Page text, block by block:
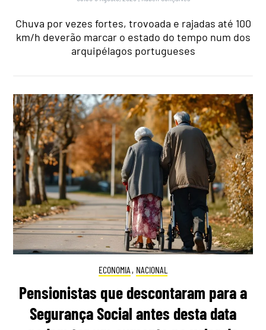
Chuva por vezes fortes, trovoada e rajadas até 100
km/h deverão marcar o estado do tempo num dos
arquipélagos portugueses
ECONOMIA , NACIONAL
Pensionistas que descontaram para a
Segurança Social antes desta data